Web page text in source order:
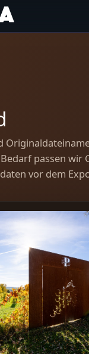
passen wir
vor dem